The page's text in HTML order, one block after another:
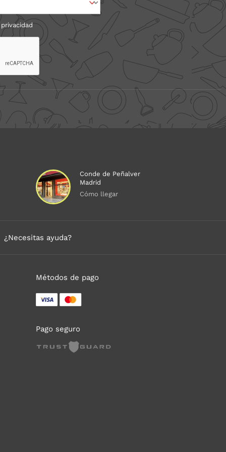
Conde de Peñalver
Madrid
Cómo llegar
¿Necesitas ayuda?
Métodos de pago
Pago seguro